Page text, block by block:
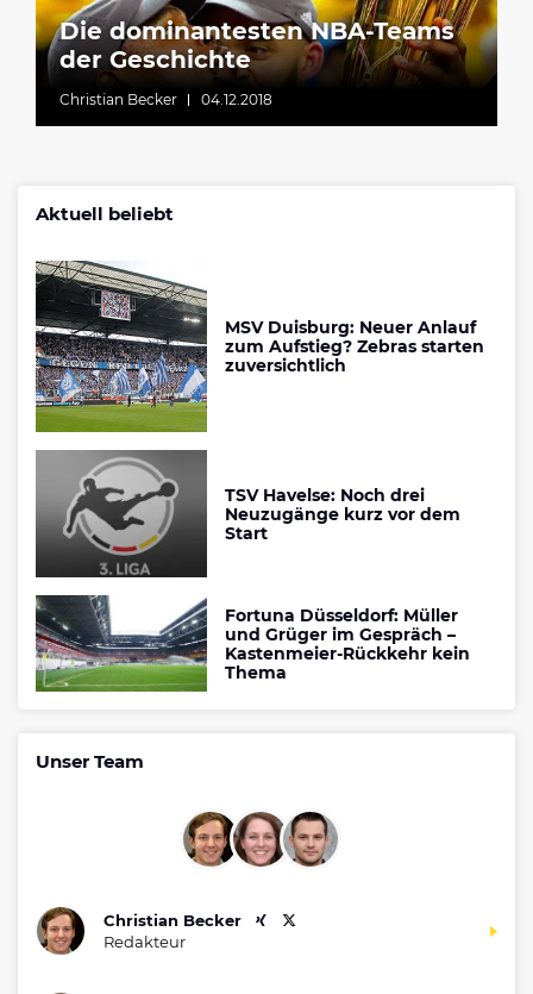
Die dominantesten NBA-Teams
der Geschichte
Christian Becker 04.12.2018
Aktuell beliebt
MSV Duisburg: Neuer Anlauf
zum Aufstieg? Zebras starten
zuversichtlich
TSV Havelse: Noch drei
Neuzugänge kurz vor dem
Start
Fortuna Düsseldorf: Müller
und Grüger im Gespräch –
Kastenmeier-Rückkehr kein
Thema
Unser Team
Christian Becker
Redakteur